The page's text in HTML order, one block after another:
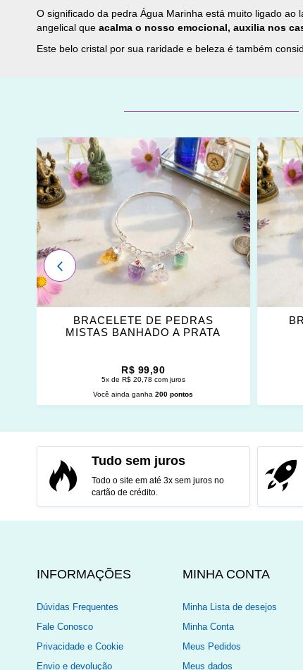
O significado da pedra Água Marinha está muito ligado
angelical que acalma o nosso emocional, auxilia nos
Este belo cristal por sua raridade e beleza é também
ADICIONAR
OS
BRACELETE DE PEDRAS
MISTAS BANHADO A PRATA
R$ 99,90
5x de R$ 20,78 com juros
Você ainda ganha200 pontos
OS
ANTERIOR
Tudo sem juros
Todo o site em até 3x sem juros no
cartão de crédito.
INFORMAÇÕES
Dúvidas Frequentes
Fale Conosco
Privacidade e Cookie
Envio e devolução
MINHA CONTA
Minha Lista de desejos
Minha Conta
Meus Pedidos
Meus dados